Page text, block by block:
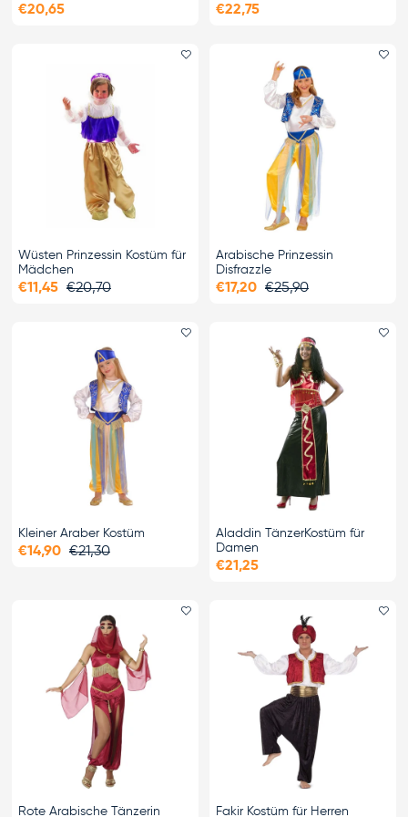
€20,65 €22,75
Favorit hinzufügen
Wüsten Prinzessin Kostüm für
Mädchen
€11,45 €20,70
Arabische Prinzessin
Disfrazzle
€17,20 €25,90
Favorit hinzufügen
Kleiner Araber Kostüm
€14,90 €21,30
Aladdin TänzerKostüm für
Damen
€21,25
Favorit hinzufügen
Rote Arabische Tänzerin Fakir Kostüm für Herren